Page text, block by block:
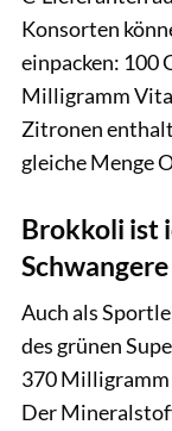
Konsorten
einpacken: 100
Milligramm
Zitronen
gleiche Menge
Brokkoli ist
Schwangere
Auch als
des grünen
370 Milligramm
Der